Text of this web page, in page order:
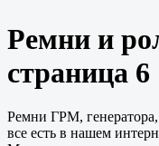
Ремни и
страница 6
Ремни ГРМ,
все есть в нашем